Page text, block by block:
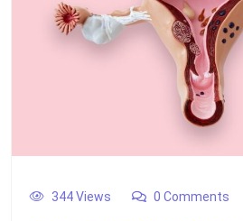
344 Views 0 Comments